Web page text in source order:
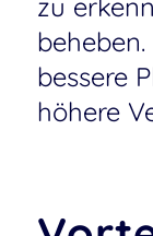
zu
bessere
höhere